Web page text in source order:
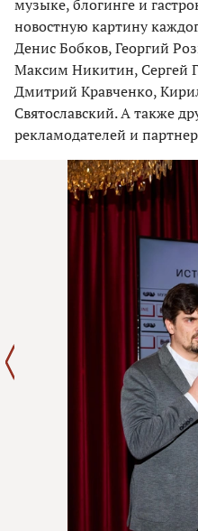
музыке, блогинге и
новостную картину
Денис Бобков, Георгий
Максим Никитин, Сергей
Дмитрий Кравченко,
Святославский. А также
рекламодателей и